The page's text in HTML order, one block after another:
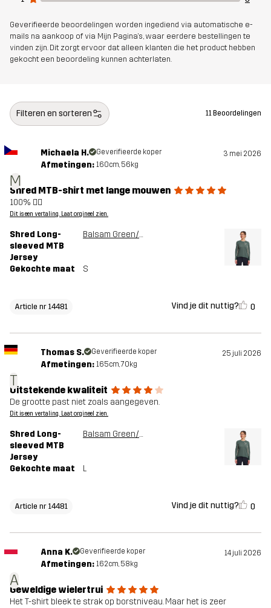
Geverifieerde beoordelingen worden ingediend via automatische e-
mails na aankoop of via Mijn Pagina's, waar eerdere bestellingen te
vinden zijn. Dit zorgt ervoor dat alleen klanten die het product hebben
gekocht een beoordeling kunnen achterlaten.
Filteren en sorteren 11 Beoordelingen
M
Michaela H. Geverifieerde koper 3 mei 2026
Afmetingen: 160cm, 56kg
Shred MTB-shirt met lange mouwen
100% 👍🏻
Dit is een vertaling. Laat orgineel zien.
Shred Long-
sleeved MTB
Jersey
Balsam Green/Shadow
Gekochte maat S
Article nr 14481 Vind je dit nuttig? 0
T
Thomas S. Geverifieerde koper 25 juli 2026
Afmetingen: 165cm, 70kg
Uitstekende kwaliteit
De grootte past niet zoals aangegeven.
Dit is een vertaling. Laat orgineel zien.
Shred Long-
sleeved MTB
Jersey
Balsam Green/Shadow
Gekochte maat L
Article nr 14481 Vind je dit nuttig? 0
A
Anna K. Geverifieerde koper 14 juli 2026
Afmetingen: 162cm, 58kg
Geweldige wielertrui
Het T-shirt bleek te strak op borstniveau. Maar het is zeer